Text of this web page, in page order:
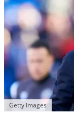
Getty Images